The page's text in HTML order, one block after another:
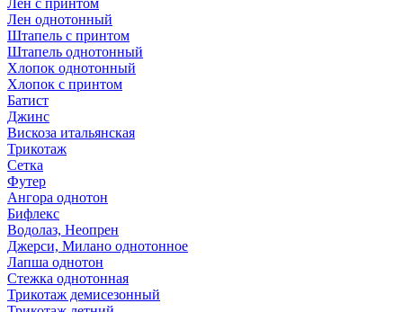
Лен с принтом
Лен однотонный
Штапель с принтом
Штапель однотонный
Хлопок однотонный
Хлопок с принтом
Батист
Джинс
Вискоза итальянская
Трикотаж
Сетка
Футер
Ангора однотон
Бифлекс
Водолаз, Неопрен
Джерси, Милано однотонное
Лапша однотон
Стежка однотонная
Трикотаж демисезонный